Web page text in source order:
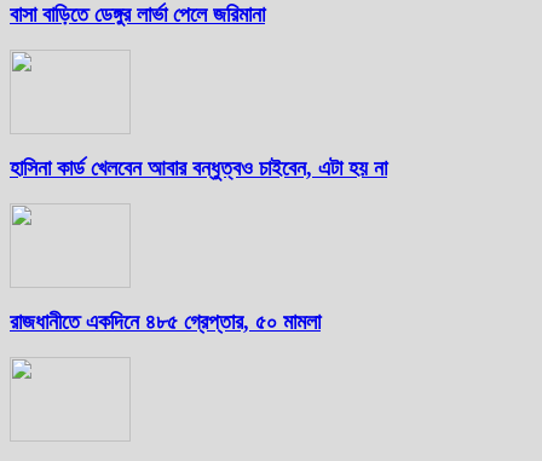
বাসা বাড়িতে ডেঙ্গুর লার্ভা পেলে জরিমানা
হাসিনা কার্ড খেলবেন আবার বন্ধুত্বও চাইবেন, এটা হয় না
রাজধানীতে একদিনে ৪৮৫ গ্রেপ্তার, ৫০ মামলা